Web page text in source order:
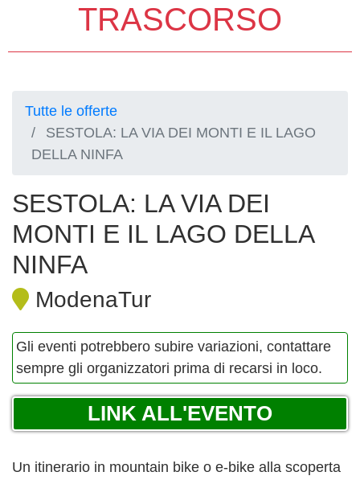
TRASCORSO
Tutte le offerte
SESTOLA: LA VIA DEI MONTI E IL LAGO
DELLA NINFA
SESTOLA: LA VIA DEI
MONTI E IL LAGO DELLA
NINFA
ModenaTur
Gli eventi potrebbero subire variazioni, contattare
sempre gli organizzatori prima di recarsi in loco.
LINK ALL'EVENTO
Un itinerario in mountain bike o e-bike alla scoperta